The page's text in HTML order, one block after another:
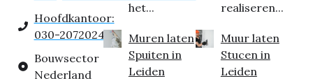
Hoofdkantoor:
030-2072024
Bouwsector
Nederland
het...
Muren laten
Spuiten in
Leiden
realiseren...
Muur laten
Stucen in
Leiden